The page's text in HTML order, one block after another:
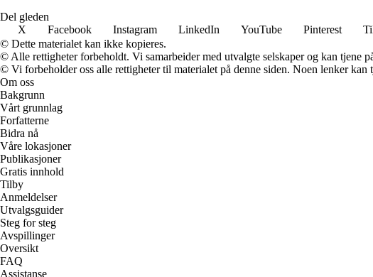
Del gleden
X
Facebook Instagram LinkedIn YouTube Pinterest
© Dette materialet kan ikke kopieres.
© Alle rettigheter forbeholdt. Vi samarbeider med utvalgte selskaper og kan tjene
© Vi forbeholder oss alle rettigheter til materialet på denne siden. Noen lenker
Om oss
Bakgrunn
Vårt grunnlag
Forfatterne
Bidra nå
Våre lokasjoner
Publikasjoner
Gratis innhold
Tilby
Anmeldelser
Utvalgsguider
Steg for steg
Avspillinger
Oversikt
FAQ
Assistanse